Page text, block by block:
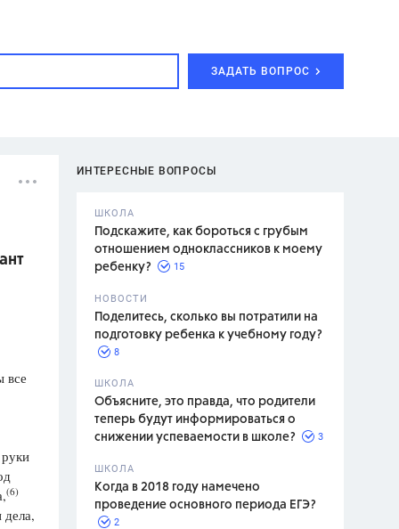
ЗАДАТЬ ВОПРОС
ИНТЕРЕСНЫЕ ВОПРОСЫ
ШКОЛА
Подскажите, как бороться с грубым
отношением одноклассников к моему
ребенку?
15
НОВОСТИ
Поделитесь, сколько вы потратили на
подготовку ребенка к учебному году?
8
ШКОЛА
Объясните, это правда, что родители
теперь будут информироваться о
снижении успеваемости в школе?
3
ШКОЛА
Когда в 2018 году намечено
проведение основного периода ЕГЭ?
2
все
(6)